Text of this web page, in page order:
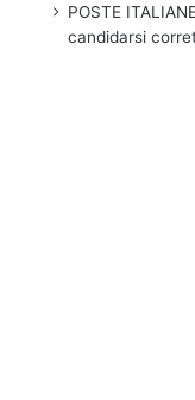
POSTE
candidarsi